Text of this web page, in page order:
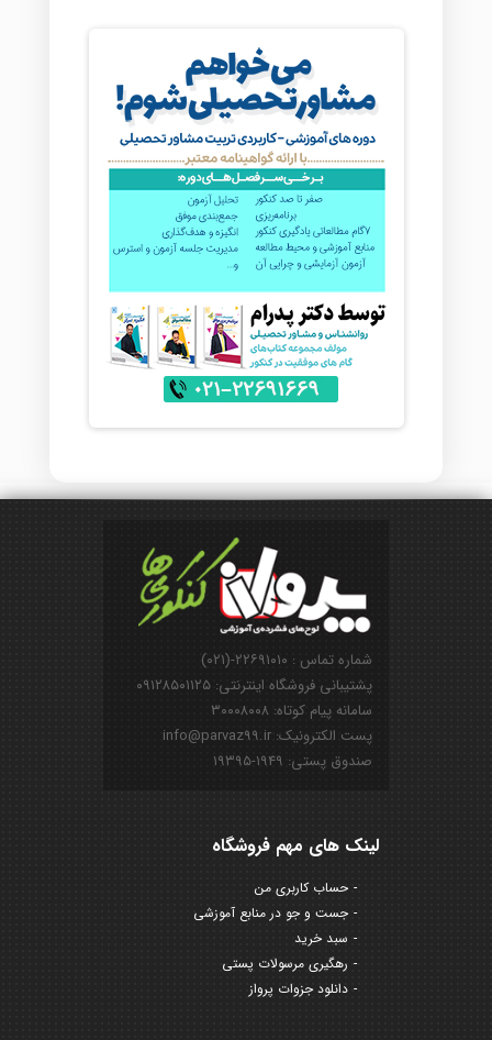
شماره تماس : ۲۲۶۹۱۰۱۰-(۰۲۱)
پشتیبانی فروشگاه اینترنتی: ۰۹۱۲۸۵۰۱۱۲۵
سامانه پیام کوتاه: ۳۰۰۰۸۰۰۸
پست الکترونیک: info@parvaz99.ir
صندوق پستی: ۱۹۴۹-۱۹۳۹۵
لینک های مهم فروشگاه
حساب کاربری من
جست و جو در منابع آموزشی
سبد خرید
رهگیری مرسولات پستی
دانلود جزوات پرواز